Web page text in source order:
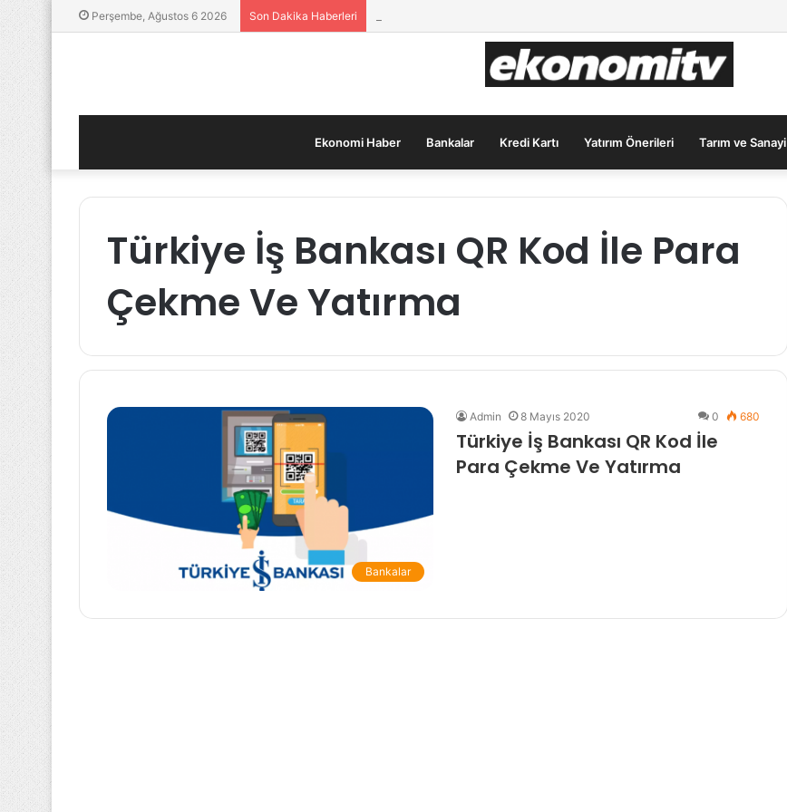
Perşembe, Ağustos 6 2026 Son Dakika Haberleri
Ekonomi Haber Bankalar Kredi Kartı Yatırım Önerileri Tarım ve Sanayi
Türkiye İş Bankası QR Kod İle Para
Çekme Ve Yatırma
Bankalar
Admin 8 Mayıs 2020 0 680
Türkiye İş Bankası QR Kod İle
Para Çekme Ve Yatırma